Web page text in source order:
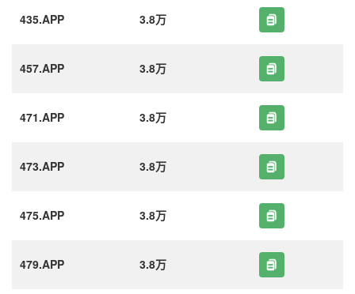
435.APP 3.8万
457.APP 3.8万
471.APP 3.8万
473.APP 3.8万
475.APP 3.8万
479.APP 3.8万